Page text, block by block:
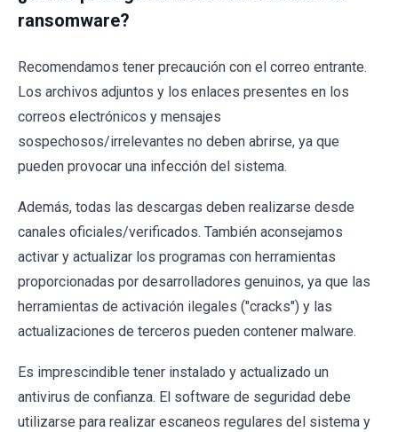
ransomware?
Recomendamos tener precaución con el correo entrante.
Los archivos adjuntos y los enlaces presentes en los
correos electrónicos y mensajes
sospechosos/irrelevantes no deben abrirse, ya que
pueden provocar una infección del sistema.
Además, todas las descargas deben realizarse desde
canales oficiales/verificados. También aconsejamos
activar y actualizar los programas con herramientas
proporcionadas por desarrolladores genuinos, ya que las
herramientas de activación ilegales ("cracks") y las
actualizaciones de terceros pueden contener malware.
Es imprescindible tener instalado y actualizado un
antivirus de confianza. El software de seguridad debe
utilizarse para realizar escaneos regulares del sistema y